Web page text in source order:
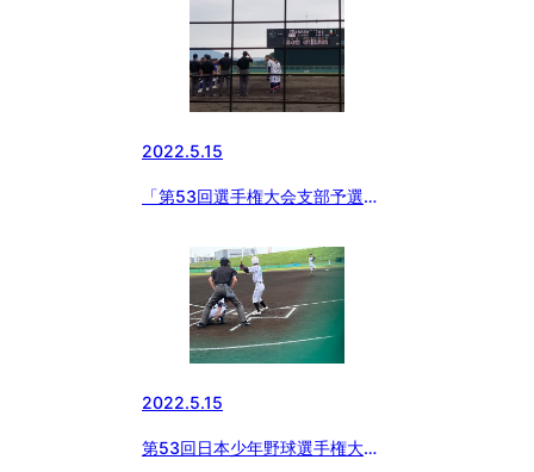
2022.5.15
「第53回選手権大会支部予選」
2022.5.15
第53回日本少年野球選手権大会